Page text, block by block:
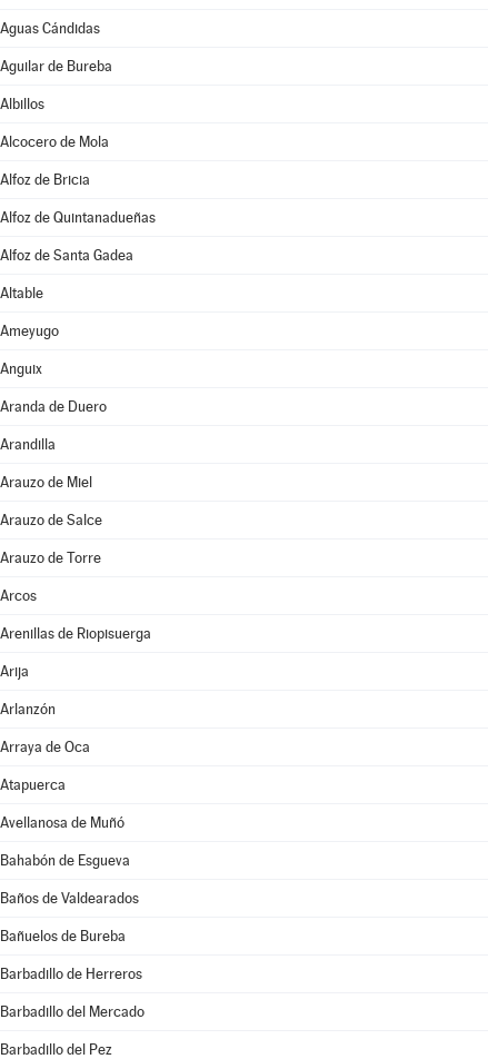
Aguas Cándidas
Aguilar de Bureba
Albillos
Alcocero de Mola
Alfoz de Bricia
Alfoz de Quintanadueñas
Alfoz de Santa Gadea
Altable
Ameyugo
Anguix
Aranda de Duero
Arandilla
Arauzo de Miel
Arauzo de Salce
Arauzo de Torre
Arcos
Arenillas de Riopisuerga
Arija
Arlanzón
Arraya de Oca
Atapuerca
Avellanosa de Muñó
Bahabón de Esgueva
Baños de Valdearados
Bañuelos de Bureba
Barbadillo de Herreros
Barbadillo del Mercado
Barbadillo del Pez